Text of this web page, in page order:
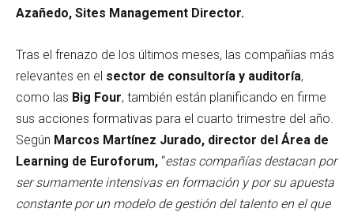
Azañedo, Sites Management Director.
Tras el frenazo de los últimos meses, las compañías más
relevantes en el sector de consultoría y auditoría,
como las Big Four, también están planificando en firme
sus acciones formativas para el cuarto trimestre del año.
Según Marcos Martínez Jurado, director del Área de
Learning de Euroforum, “estas compañías destacan por
ser sumamente intensivas en formación y por su apuesta
constante por un modelo de gestión del talento en el que